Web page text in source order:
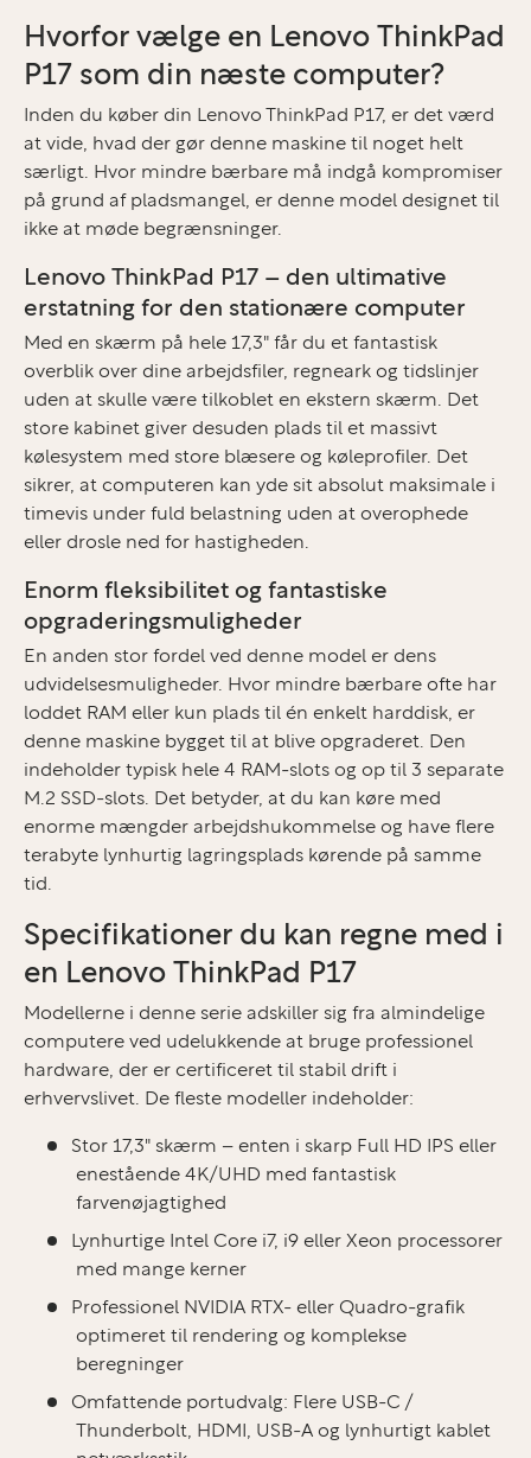
Hvorfor vælge en Lenovo ThinkPad
P17 som din næste computer?
Inden du køber din Lenovo ThinkPad P17, er det værd
at vide, hvad der gør denne maskine til noget helt
særligt. Hvor mindre bærbare må indgå kompromiser
på grund af pladsmangel, er denne model designet til
ikke at møde begrænsninger.
Lenovo ThinkPad P17 – den ultimative
erstatning for den stationære computer
Med en skærm på hele 17,3" får du et fantastisk
overblik over dine arbejdsfiler, regneark og tidslinjer
uden at skulle være tilkoblet en ekstern skærm. Det
store kabinet giver desuden plads til et massivt
kølesystem med store blæsere og køleprofiler. Det
sikrer, at computeren kan yde sit absolut maksimale i
timevis under fuld belastning uden at overophede
eller drosle ned for hastigheden.
Enorm fleksibilitet og fantastiske
opgraderingsmuligheder
En anden stor fordel ved denne model er dens
udvidelsesmuligheder. Hvor mindre bærbare ofte har
loddet RAM eller kun plads til én enkelt harddisk, er
denne maskine bygget til at blive opgraderet. Den
indeholder typisk hele 4 RAM-slots og op til 3 separate
M.2 SSD-slots. Det betyder, at du kan køre med
enorme mængder arbejdshukommelse og have flere
terabyte lynhurtig lagringsplads kørende på samme
tid.
Specifikationer du kan regne med i
en Lenovo ThinkPad P17
Modellerne i denne serie adskiller sig fra almindelige
computere ved udelukkende at bruge professionel
hardware, der er certificeret til stabil drift i
erhvervslivet. De fleste modeller indeholder:
Stor 17,3" skærm – enten i skarp Full HD IPS eller
enestående 4K/UHD med fantastisk
farvenøjagtighed
Lynhurtige Intel Core i7, i9 eller Xeon processorer
med mange kerner
Professionel NVIDIA RTX- eller Quadro-grafik
optimeret til rendering og komplekse
beregninger
Omfattende portudvalg: Flere USB-C /
Thunderbolt, HDMI, USB-A og lynhurtigt kablet